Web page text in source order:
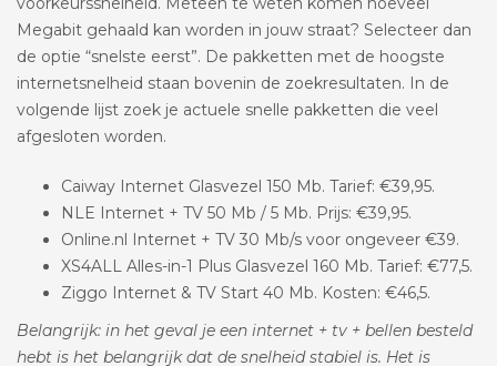
Megabit gehaald kan worden in jouw straat? Selecteer dan
de optie “snelste eerst”. De pakketten met de hoogste
internetsnelheid staan bovenin de zoekresultaten. In de
volgende lijst zoek je actuele snelle pakketten die veel
afgesloten worden.
Caiway Internet Glasvezel 150 Mb. Tarief: €39,95.
NLE Internet + TV 50 Mb / 5 Mb. Prijs: €39,95.
Online.nl Internet + TV 30 Mb/s voor ongeveer €39.
XS4ALL Alles-in-1 Plus Glasvezel 160 Mb. Tarief: €77,5.
Ziggo Internet & TV Start 40 Mb. Kosten: €46,5.
Belangrijk: in het geval je een internet + tv + bellen besteld
hebt is het belangrijk dat de snelheid stabiel is. Het is